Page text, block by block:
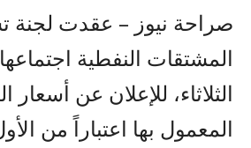
صراحة نيوز – عقدت لجنة
المشتقات النفطية
الثلاثاء، للإعلان عن
المعمول بها اعتباراً من